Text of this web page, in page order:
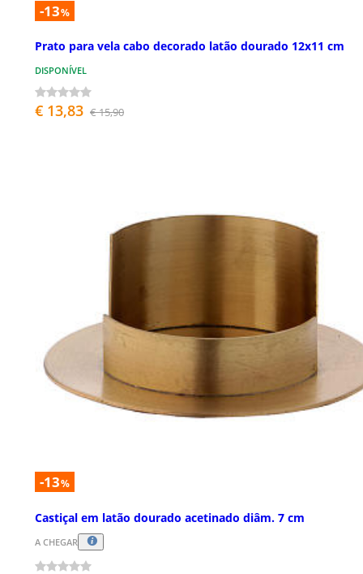
-13%
Prato para vela cabo decorado latão dourado 12x11 cm
DISPONÍVEL
€ 13,83 € 15,90
-13%
Castiçal em latão dourado acetinado diâm. 7 cm
A CHEGAR